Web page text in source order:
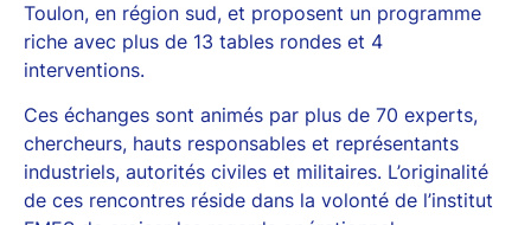
Toulon, en région sud, et proposent un programme
riche avec plus de 13 tables rondes et 4
interventions.
Ces échanges sont animés par plus de 70 experts,
chercheurs, hauts responsables et représentants
industriels, autorités civiles et militaires. L’originalité
de ces rencontres réside dans la volonté de l’institut